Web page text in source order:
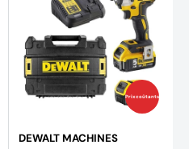
(8
Prix coûtants
DEWALT MACHINES